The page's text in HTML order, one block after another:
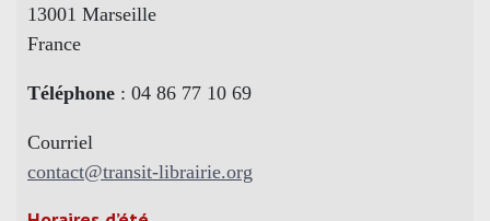
13001 Marseille
France
Téléphone : 04 86 77 10 69
Courriel
contact@transit-librairie.org